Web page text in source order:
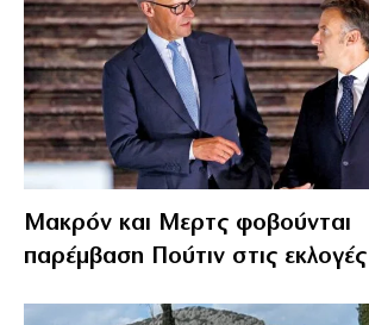
Μακρόν και Μερτς φοβούνται
παρέμβαση Πούτιν στις εκλογές